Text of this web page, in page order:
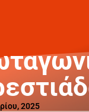
2025